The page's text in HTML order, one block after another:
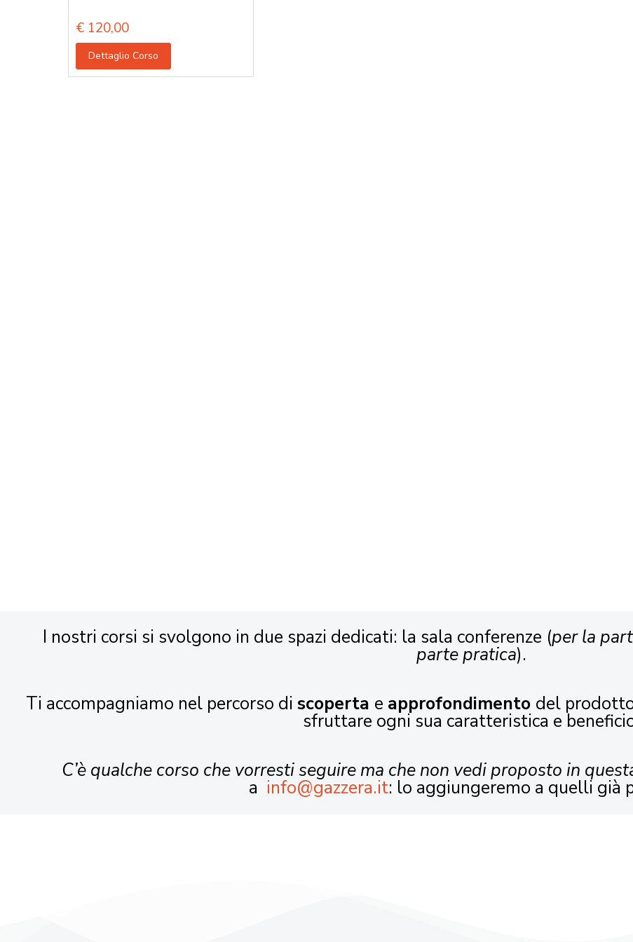
€ 120,00
Dettaglio Corso
I nostri corsi si svolgono in due spazi dedicati: la sala conferenze (per la
parte pratica).
Ti accompagniamo nel percorso di scoperta e approfondimento del
sfruttare ogni sua caratteristica e
C’è qualche corso che vorresti seguire ma che non vedi proposto in
a info@gazzera.it: lo aggiungeremo a quelli già